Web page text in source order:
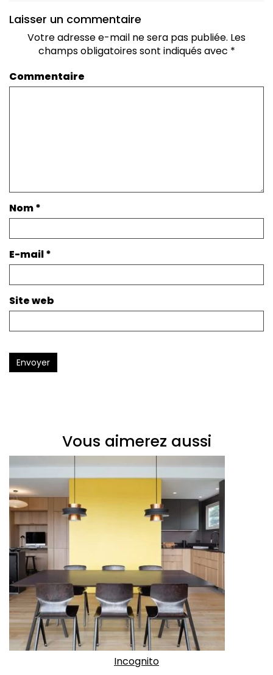
Laisser un commentaire
Votre adresse e-mail ne sera pas publiée. Les
champs obligatoires sont indiqués avec *
Commentaire
Nom*
E-mail*
Site web
Envoyer
Vous aimerez aussi
Incognito